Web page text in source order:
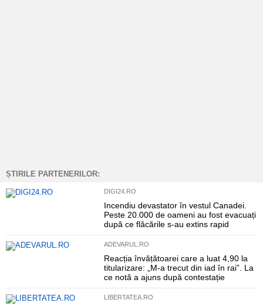
ȘTIRILE PARTENERILOR:
DIGI24.RO
Incendiu devastator în vestul Canadei.
Peste 20.000 de oameni au fost evacuați
după ce flăcările s-au extins rapid
ADEVARUL.RO
Reacția învățătoarei care a luat 4,90 la
titularizare: „M-a trecut din iad în rai”. La
ce notă a ajuns după contestație
LIBERTATEA.RO